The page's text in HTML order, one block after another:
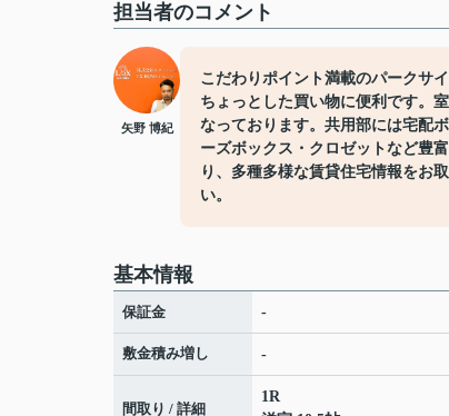
担当者のコメント
矢野 博紀
こだわりポイント満載のパークサ
ちょっとした買い物に便利です。
なっております。共用部には宅配
ーズボックス・クロゼットなど豊
り、多種多様な賃貸住宅情報をお
い。
基本情報
保証金 -
敷金積み増し -
間取り / 詳細
1R